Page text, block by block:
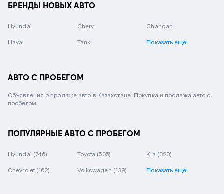
БРЕНДЫ НОВЫХ АВТО
Hyundai Chery Changan
Haval Tank Показать еще
АВТО С ПРОБЕГОМ
Объявления о продаже авто в Казахстане. Покупка и продажа авто с
пробегом.
ПОПУЛЯРНЫЕ АВТО С ПРОБЕГОМ
Hyundai (746) Toyota (505) Kia (323)
Chevrolet (162) Volkswagen (139) Показать еще